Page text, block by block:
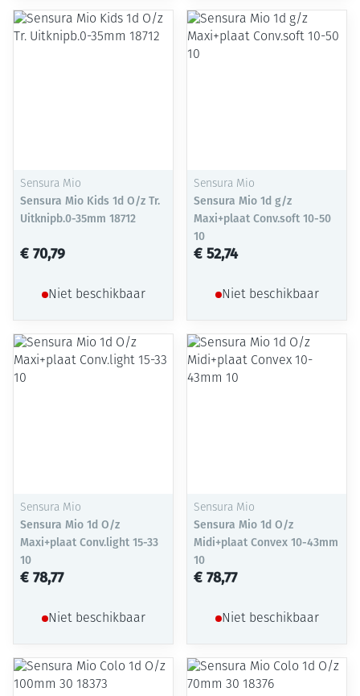
Sensura Mio
Sensura Mio Kids 1d O/z Tr.
Uitknipb.0-35mm 18712
€ 70,79
Niet beschikbaar
Sensura Mio
Sensura Mio 1d g/z
Maxi+plaat Conv.soft 10-50
10
€ 52,74
Niet beschikbaar
Sensura Mio
Sensura Mio 1d O/z
Maxi+plaat Conv.light 15-33
10
€ 78,77
Niet beschikbaar
Sensura Mio
Sensura Mio 1d O/z
Midi+plaat Convex 10-43mm
10
€ 78,77
Niet beschikbaar